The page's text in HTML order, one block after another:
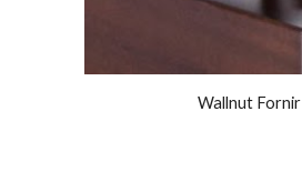
Wallnut Fornir